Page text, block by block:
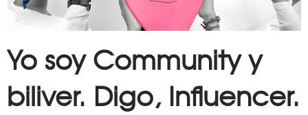
Yo soy Community y
biliver. Digo, Influencer.